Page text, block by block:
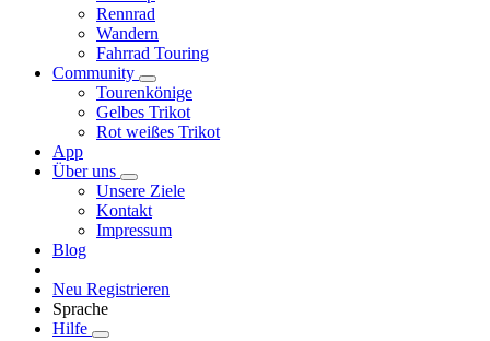
Rennrad
Wandern
Fahrrad Touring
Community
Tourenkönige
Gelbes Trikot
Rot weißes Trikot
App
Über uns
Unsere Ziele
Kontakt
Impressum
Blog
Neu Registrieren
Sprache
Hilfe